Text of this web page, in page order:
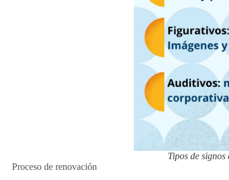
Tipos de
Proceso de renovación